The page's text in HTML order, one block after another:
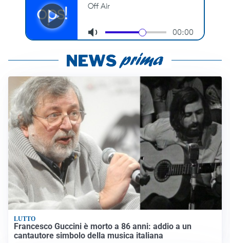
LUTTO
Francesco Guccini è morto a 86 anni: addio a un
cantautore simbolo della musica italiana